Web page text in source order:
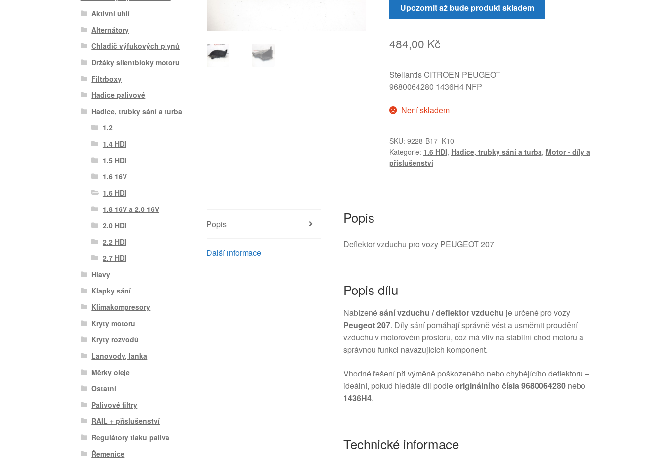
Upozornit až bude produkt skladem
484,00 Kč
Stellantis CITROEN PEUGEOT
9680064280 1436H4 NFP
Není skladem
SKU: 9228-B17_K10
Kategorie: 1.6 HDI, Hadice, trubky sání a turba, Motor - díly a
příslušenství
Popis
Další informace
Popis
Deflektor vzduchu pro vozy PEUGEOT 207
Popis dílu
Nabízenésání vzduchu / deflektor vzduchu je určené pro vozy
Peugeot 207. Díly sání pomáhají správně vést a usměrnit proudění
vzduchu v motorovém prostoru, což má vliv na stabilní chod motoru a
správnou funkci navazujících komponent.
Vhodné řešení při výměně poškozeného nebo chybějícího deflektoru –
ideální, pokud hledáte díl podleoriginálního čísla 9680064280 nebo
1436H4.
Technické informace
Aktivní uhlí
Alternátory
Chladič výfukových plynů
Držáky silentbloky motoru
Filtrboxy
Hadice palivové
Hadice, trubky sání a turba
1.2
1.4 HDI
1.5 HDI
1.6 16V
1.6 HDI
1.8 16V a 2.0 16V
2.0 HDI
2.2 HDI
2.7 HDI
Hlavy
Klapky sání
Klimakompresory
Kryty motoru
Kryty rozvodů
Lanovody, lanka
Měrky oleje
Ostatní
Palivové filtry
RAIL + příslušenství
Regulátory tlaku paliva
Řemenice